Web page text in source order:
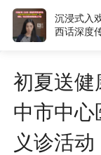
涝河桥红
情小战士
初夏送
中市中心
义诊活动